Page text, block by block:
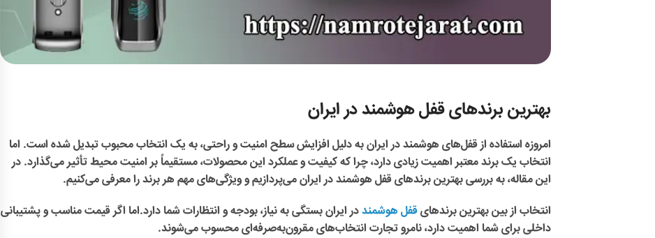
بهترین برندهای قفل هوشمند در ایران
امروزه استفاده ازقفل‌های هوشمنددر ایران به دلیل افزایش سطح امنیت و راحتی، به یک انتخاب محبوب تبدیل شده است. اما
انتخاب یک برند معتبر اهمیت زیادی دارد، چرا که کیفیت و عملکرد این محصولات، مستقیماً بر امنیت محیط تأثیر می‌گذارد. در
این مقاله، به بررسیبهترین برندهای قفل هوشمند در ایرانمی‌پردازیم و ویژگی‌های مهم هر برند را معرفی می‌کنیم.
انتخاب از بینبهترین برندهایقفل هوشمنددر ایرانبستگی به نیاز، بودجه و انتظارات شما دارد.اما اگر قیمت مناسب و پشتیبانی
داخلی برای شما اهمیت دارد،نامرو تجارت انتخاب‌های مقرون‌به‌صرفه‌ای محسوب می‌شوند.